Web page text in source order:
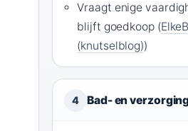
Vraagt enige
blijft goedkoop (
(knutselblog))
4 Bad- en